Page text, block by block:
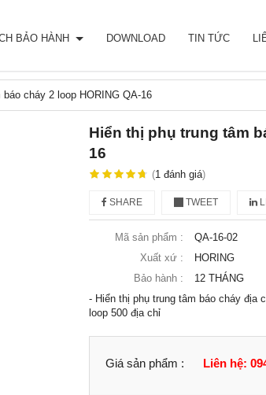
BẢO HÀNH DOWNLOAD TIN TỨC
báo cháy 2 loop HORING QA-16
Hiển thị phụ trung tâm
16
(1 đánh giá)
SHARE TWEET
Mã sản phẩm :
QA-16-02
Xuất xứ :
HORING
Bảo hành :
12 THÁNG
- Hiển thị phụ trung tâm báo cháy địa
loop 500 địa chỉ
Giá sản phẩm : Liên hệ: